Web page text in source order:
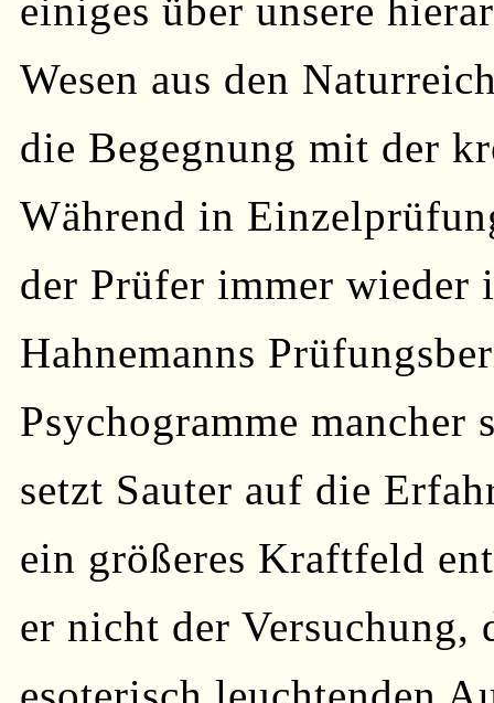
einiges über unsere
Wesen aus den
die Begegnung mit der
Während in
der Prüfer immer wieder
Hahnemanns
Psychogramme
setzt Sauter auf die
ein größeres Kraftfeld
er nicht der Versuchung,